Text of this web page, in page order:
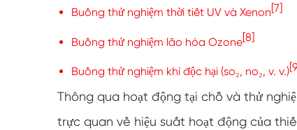
Buồng thử nghiệm thời tiết UV và Xenon[7]
Buồng thử nghiệm lão hóa Ozone[8]
Buồng thử nghiệm khí độc hại (so₂, no₂, v. v.)
Thông qua hoạt động tại chỗ và thử
trực quan về hiệu suất hoạt động của